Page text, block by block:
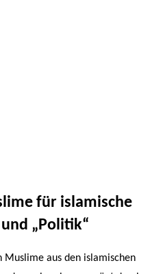
für islamische
„Politik“
Muslime aus den islamischen